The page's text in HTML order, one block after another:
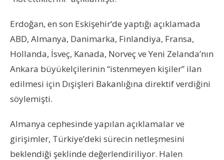
Erdoğan, en son Eskişehir’de yaptığı açıklamada
ABD, Almanya, Danimarka, Finlandiya, Fransa,
Hollanda, İsveç, Kanada, Norveç ve Yeni Zelanda’nın
Ankara büyükelçilerinin “istenmeyen kişiler” ilan
edilmesi için Dışişleri Bakanlığına direktif verdiğini
söylemişti.
Almanya cephesinde yapılan açıklamalar ve
girişimler, Türkiye’deki sürecin netleşmesini
beklendiği şeklinde değerlendiriliyor. Halen